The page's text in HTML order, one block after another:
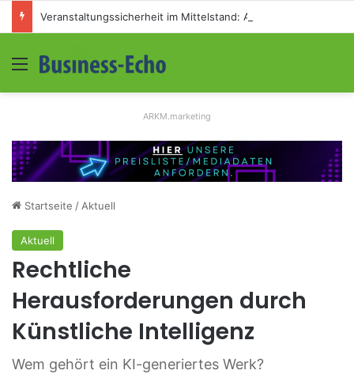
Menü
ARKM.marketing
Startseite / Aktuell
Aktuell
Rechtliche
Herausforderungen durch
Künstliche Intelligenz
Wem gehört ein KI-generiertes Werk?